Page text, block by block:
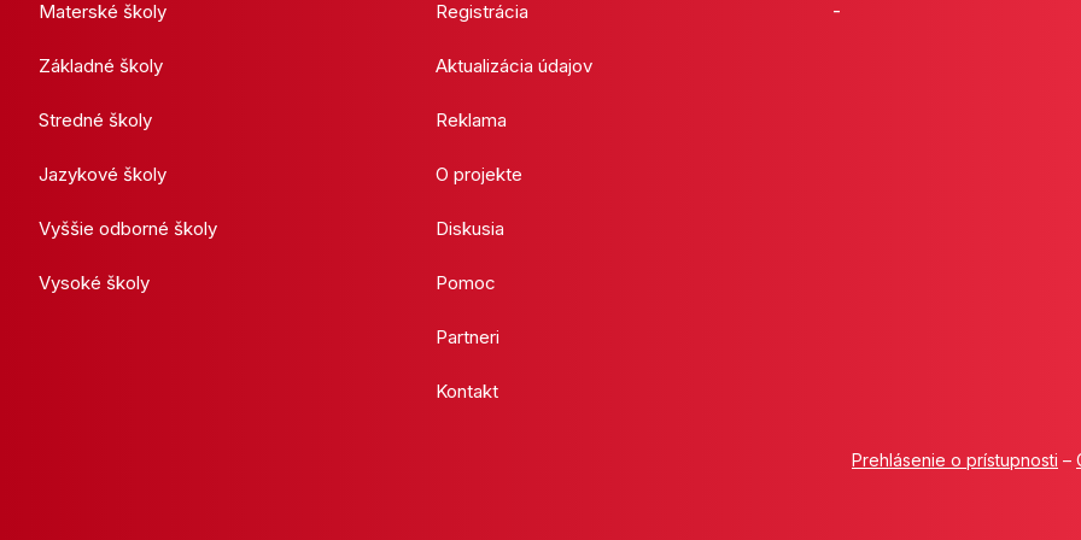
Materské školy
Základné školy
Stredné školy
Jazykové školy
Vyššie odborné školy
Vysoké školy
Registrácia
Aktualizácia údajov
Reklama
O projekte
Diskusia
Pomoc
Partneri
Kontakt
-
Prehlásenie o prístupnosti –